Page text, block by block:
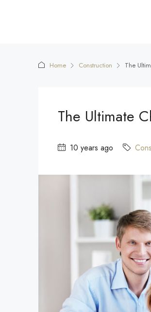
Home Construction The
The Ultimate
10 years ago